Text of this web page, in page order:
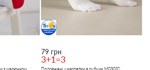
з малюнком
79 грн
3+1=3
Подовжені шкарпетки в рубчик M0303S